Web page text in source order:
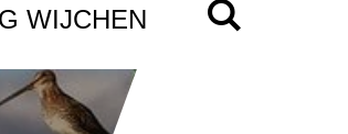
WIJCHEN